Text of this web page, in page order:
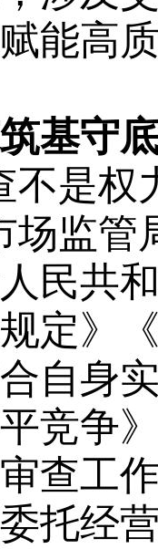
能高
基守
是权
场监
民共
定》
自身
平竞争
查工
托经